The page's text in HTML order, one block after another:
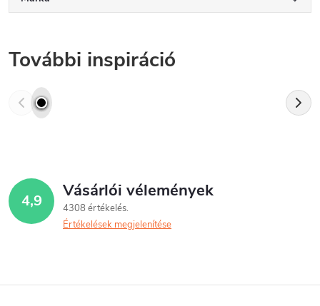
További inspiráció
4,9 Vásárlói vélemények
4308 értékelés
Értékelések megjelenítése